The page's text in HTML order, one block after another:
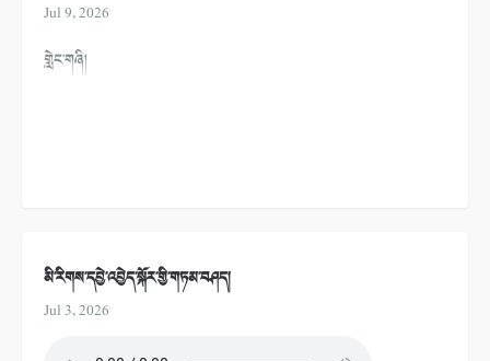
Jul 9, 2026
གླེང་གཞི།
མི་རིགས་དབྱེ་འབྱེད་སྐོར་གྱི་གཏམ་བཤད།
Jul 3, 2026